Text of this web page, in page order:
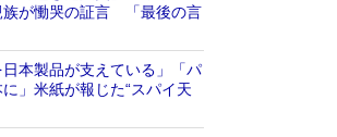
族が慟哭の証言 「最後の言
日本製品が支えている」「パ
」米紙が報じた“スパイ天